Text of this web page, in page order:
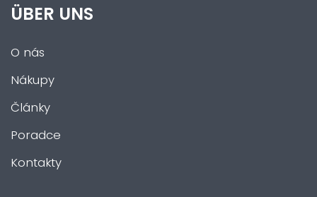
ÜBER UNS
O nás
Nákupy
Články
Poradce
Kontakty